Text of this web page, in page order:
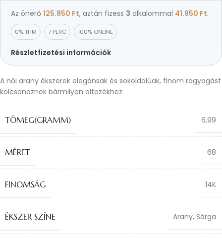
Az önerő 125.850 Ft, aztán fizess 3 alkalommal 41.950 Ft.
0% THM 7 PERC 100% ONLINE
Részletfizetési információk
A női arany ékszerek elegánsak és sokoldalúak, finom ragyogást
kölcsönöznek bármilyen öltözékhez.
TÖMEG(GRAMM) 6,99
MÉRET 68
FINOMSÁG 14K
ÉKSZER SZÍNE Arany, Sárga